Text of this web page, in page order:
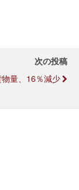
次の投稿
量、16％減少